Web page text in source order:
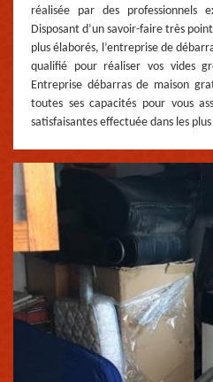
réalisée par des professionnels
Disposant d’un savoir-faire très
plus élaborés, l’entreprise de
qualifié pour réaliser vos vides
Entreprise débarras de maison
toutes ses capacités pour vous
satisfaisantes effectuée dans les